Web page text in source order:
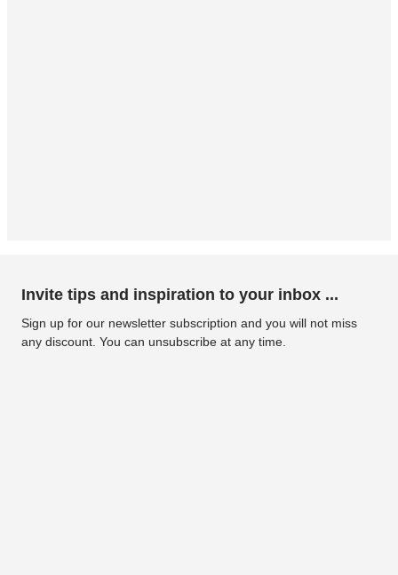
Invite tips and inspiration to your inbox ...
Sign up for our newsletter subscription and you will not miss
any discount. You can unsubscribe at any time.